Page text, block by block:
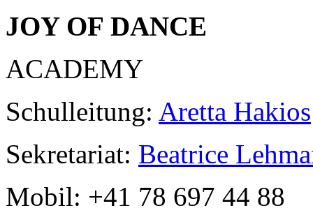
JOY OF DANCE
ACADEMY
Schulleitung: Aretta Hakios
Sekretariat: Beatrice
Mobil: +41 78 697 44 88